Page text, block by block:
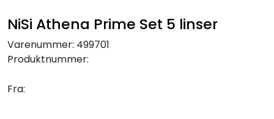
NiSi Athena Prime Set 5 linser
Varenummer: 499701
Produktnummer:
Fra: